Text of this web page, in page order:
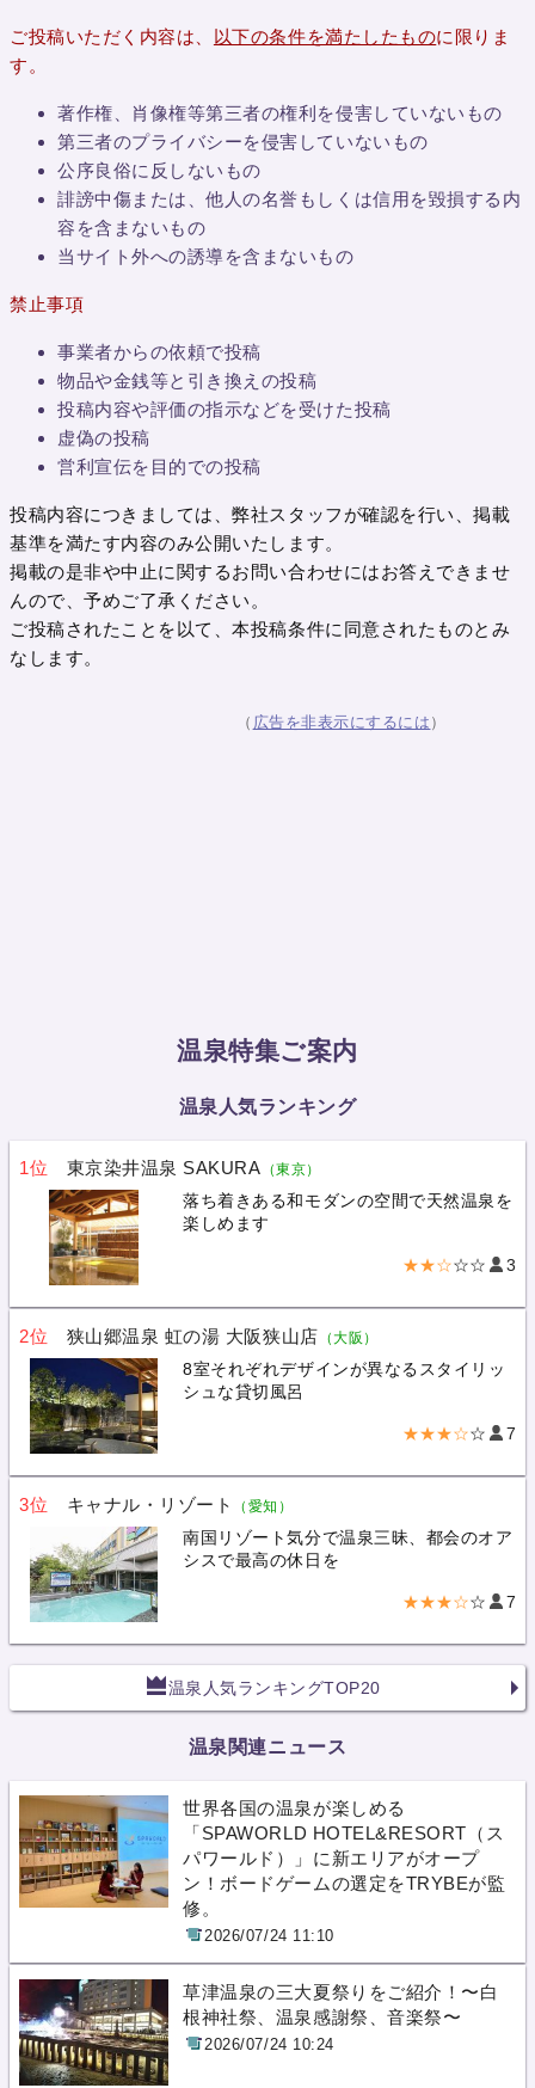
ご投稿いただく内容は、 以下の条件を満たしたものに限りま
す。
著作権、肖像権等第三者の権利を侵害していないもの
第三者のプライバシーを侵害していないもの
公序良俗に反しないもの
誹謗中傷または、他人の名誉もしくは信用を毀損する内
容を含まないもの
当サイト外への誘導を含まないもの
禁止事項
事業者からの依頼で投稿
物品や金銭等と引き換えの投稿
投稿内容や評価の指示などを受けた投稿
虚偽の投稿
営利宣伝を目的での投稿
投稿内容につきましては、弊社スタッフが確認を行い、掲載
基準を満たす内容のみ公開いたします。
掲載の是非や中止に関するお問い合わせにはお答えできませ
んので、予めご了承ください。
ご投稿されたことを以て、本投稿条件に同意されたものとみ
なします。
（ 広告を非表示にするには ）
温泉特集ご案内
温泉人気ランキング
1位 東京染井温泉 SAKURA （東京）
落ち着きある和モダンの空間で天然温泉を
楽しめます
★★☆☆☆ 3
2位 狭山郷温泉 虹の湯 大阪狭山店 （大阪）
8室それぞれデザインが異なるスタイリッ
シュな貸切風呂
★★★☆☆ 7
3位 キャナル・リゾート （愛知）
南国リゾート気分で温泉三昧、都会のオア
シスで最高の休日を
★★★☆☆ 7
温泉人気ランキングTOP20
温泉関連ニュース
世界各国の温泉が楽しめる
「SPAWORLD HOTEL&RESORT（ス
パワールド）」に新エリアがオープ
ン！ボードゲームの選定をTRYBEが監
修。
2026/07/24 11:10
草津温泉の三大夏祭りをご紹介！〜白
根神社祭、温泉感謝祭、音楽祭〜
2026/07/24 10:24